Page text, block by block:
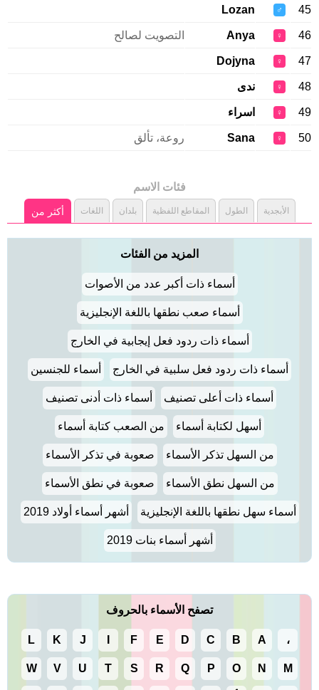
45
♂
Lozan
46
♀
Anya التصويت لصالح
47
♀
Dojyna
48
♀ ندى
49
♀ اسراء
50
♀
Sana روعة، تألق
فئات الاسم
الأبجدية الطول المقاطع اللفظية بلدان اللغات أكثر من
المزيد من الفئات
أسماء ذات أكبر عدد من الأصوات
أسماء صعب نطقها باللغة الإنجليزية
أسماء ذات ردود فعل إيجابية في الخارج
أسماء ذات ردود فعل سلبية في الخارج أسماء للجنسين
أسماء ذات أعلى تصنيف أسماء ذات أدنى تصنيف
أسهل لكتابة أسماء من الصعب كتابة أسماء
من السهل تذكر الأسماء صعوبة في تذكر الأسماء
من السهل نطق الأسماء صعوبة في نطق الأسماء
أسماء سهل نطقها باللغة الإنجليزية أشهر أسماء أولاد 2019
أشهر أسماء بنات 2019
تصفح الأسماء بالحروف
، A
B
C
D
E
F
J
K
L
M
N
O
P
Q
R
S
T
U
V
W